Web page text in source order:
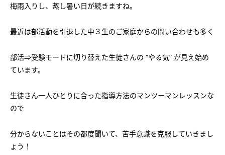
梅雨入りし、蒸し暑い日が続きますね。
最近は部活動を引退した中３生のご家庭からの問い合わせも多く
部活⇒受験モードに切り替えた生徒さんの “やる気” が見え始め
ています。
生徒さん一人ひとりに合った指導方法のマンツーマンレッスンな
ので
分からないことはその都度聞いて、苦手意識を克服していきまし
ょう！